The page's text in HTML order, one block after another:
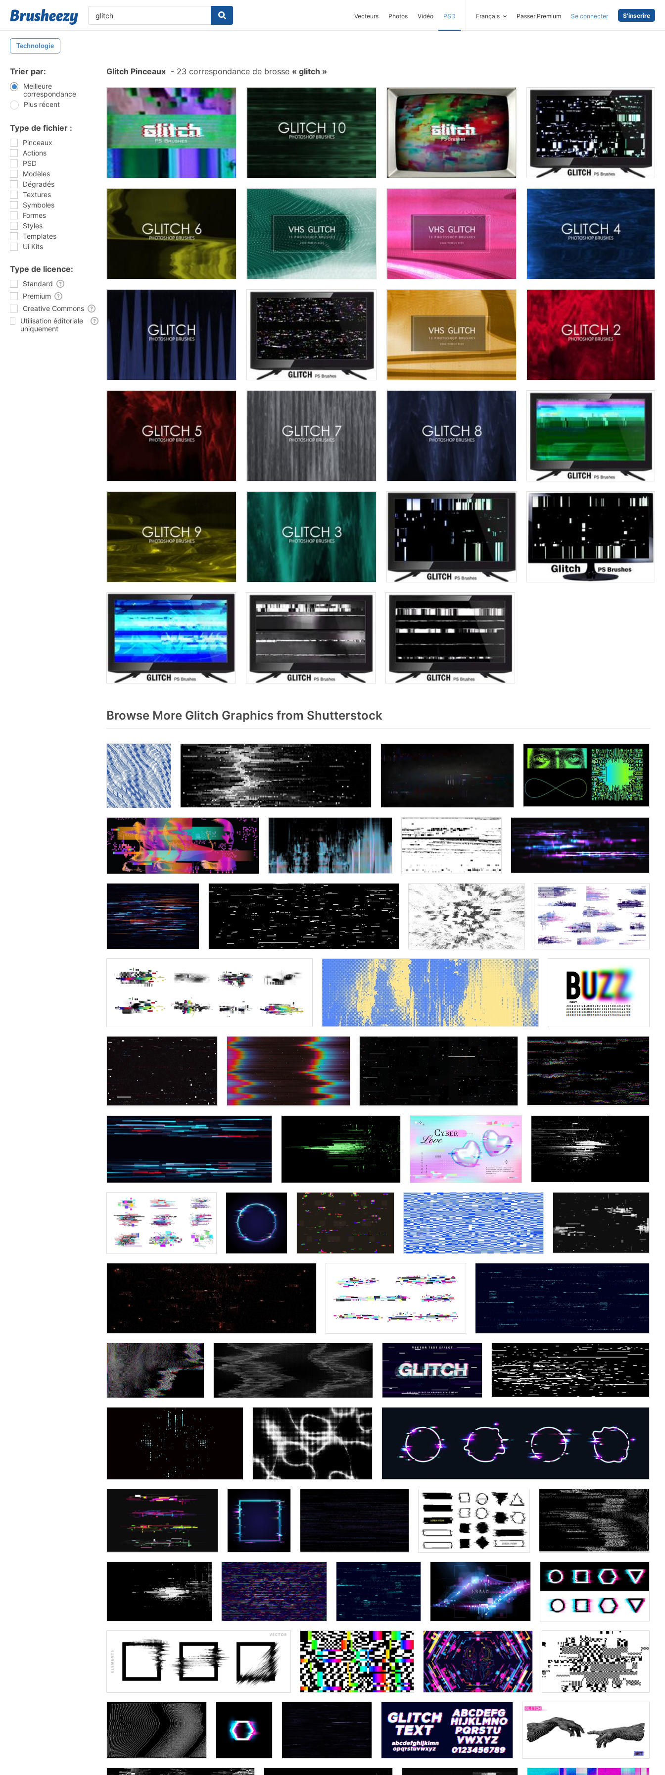
Vecteurs Photos Vidéo PSD Français Passer Premium Se connecter S'inscrire
Technologie
Trier par:
Meilleure
correspondance
Plus récent
Type de fichier :
Pinceaux
Actions
PSD
Modèles
Dégradés
Textures
Symboles
Formes
Styles
Templates
Ui Kits
Type de licence:
Standard
Premium
Creative Commons
Utilisation éditoriale
uniquement
Glitch Pinceaux - 23 correspondance de brosse glitch
Browse More Glitch Graphics from Shutterstock